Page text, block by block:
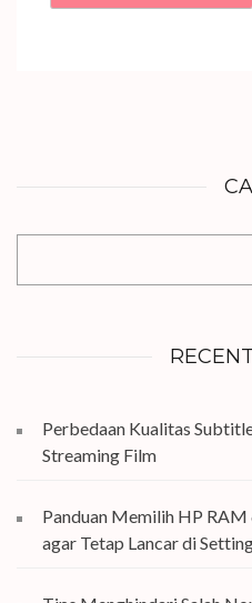
Perbedaan Kualitas
Streaming Film
Panduan Memilih HP
agar Tetap Lancar di